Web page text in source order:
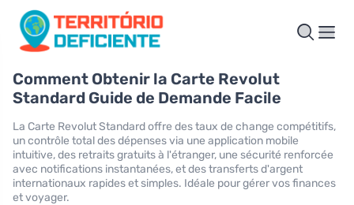
Comment Obtenir la Carte Revolut
Standard Guide de Demande Facile
La Carte Revolut Standard offre des taux de change compétitifs,
un contrôle total des dépenses via une application mobile
intuitive, des retraits gratuits à l'étranger, une sécurité renforcée
avec notifications instantanées, et des transferts d'argent
internationaux rapides et simples. Idéale pour gérer vos finances
et voyager.